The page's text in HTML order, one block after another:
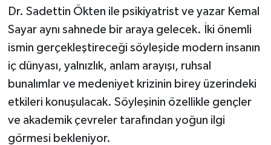
Dr. Sadettin Ökten ile psikiyatrist ve yazar Kemal
Sayar aynı sahnede bir araya gelecek. İki önemli
ismin gerçekleştireceği söyleşide modern insanın
iç dünyası, yalnızlık, anlam arayışı, ruhsal
bunalımlar ve medeniyet krizinin birey üzerindeki
etkileri konuşulacak. Söyleşinin özellikle gençler
ve akademik çevreler tarafından yoğun ilgi
görmesi bekleniyor.